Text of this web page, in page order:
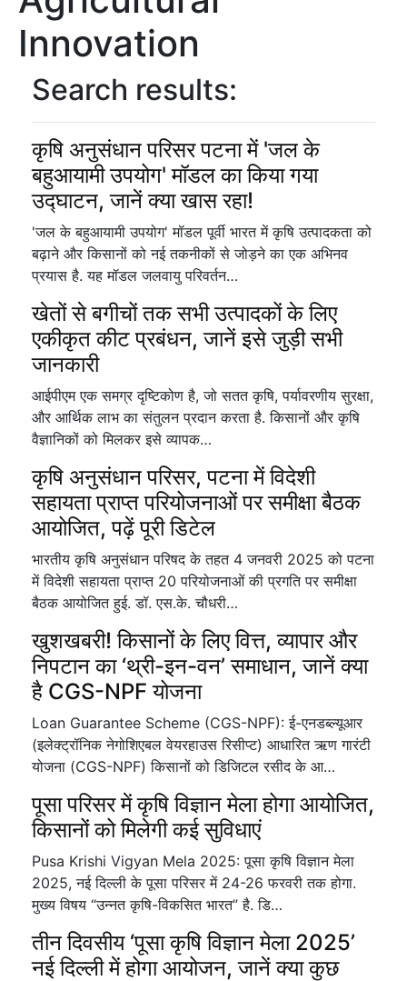
Innovation
Search results:
कृषि अनुसंधान परिसर पटना में 'जल के
बहुआयामी उपयोग' मॉडल का किया गया
उद्घाटन, जानें क्या खास रहा!
'जल के बहुआयामी उपयोग' मॉडल पूर्वी भारत में कृषि उत्पादकता को
बढ़ाने और किसानों को नई तकनीकों से जोड़ने का एक अभिनव
प्रयास है. यह मॉडल जलवायु परिवर्तन…
खेतों से बगीचों तक सभी उत्पादकों के लिए
एकीकृत कीट प्रबंधन, जानें इसे जुड़ी सभी
जानकारी
आईपीएम एक समग्र दृष्टिकोण है, जो सतत कृषि, पर्यावरणीय सुरक्षा,
और आर्थिक लाभ का संतुलन प्रदान करता है. किसानों और कृषि
वैज्ञानिकों को मिलकर इसे व्यापक…
कृषि अनुसंधान परिसर, पटना में विदेशी
सहायता प्राप्त परियोजनाओं पर समीक्षा बैठक
आयोजित, पढ़ें पूरी डिटेल
भारतीय कृषि अनुसंधान परिषद के तहत 4 जनवरी 2025 को पटना
में विदेशी सहायता प्राप्त 20 परियोजनाओं की प्रगति पर समीक्षा
बैठक आयोजित हुई. डॉ. एस.के. चौधरी…
खुशखबरी! किसानों के लिए वित्त, व्यापार और
निपटान का ‘थ्री-इन-वन’ समाधान, जानें क्या
है CGS-NPF योजना
Loan Guarantee Scheme (CGS-NPF): ई-एनडब्ल्यूआर
(इलेक्ट्रॉनिक नेगोशिएबल वेयरहाउस रिसीप्ट) आधारित ऋण गारंटी
योजना (CGS-NPF) किसानों को डिजिटल रसीद के आ…
पूसा परिसर में कृषि विज्ञान मेला होगा आयोजित,
किसानों को मिलेगी कई सुविधाएं
Pusa Krishi Vigyan Mela 2025: पूसा कृषि विज्ञान मेला
2025, नई दिल्ली के पूसा परिसर में 24-26 फरवरी तक होगा.
मुख्य विषय “उन्नत कृषि-विकसित भारत” है. डि…
तीन दिवसीय ‘पूसा कृषि विज्ञान मेला 2025’
नई दिल्ली में होगा आयोजन, जानें क्या कुछ